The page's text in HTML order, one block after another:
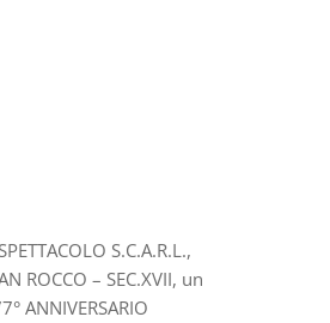
S.C.A.R.L.,
ROCCO – SEC.XVII, un
ANNIVERSARIO